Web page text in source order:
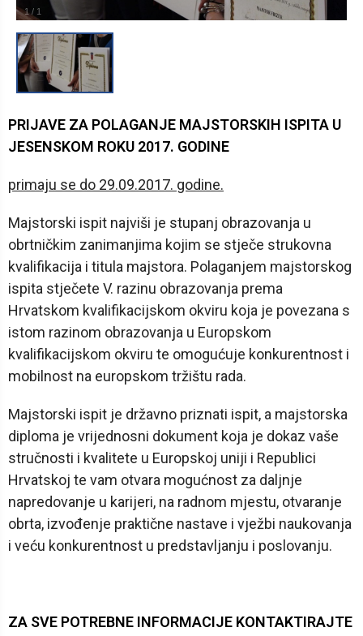
1 / 1
PRIJAVE ZA POLAGANJE MAJSTORSKIH ISPITA U
JESENSKOM ROKU 2017. GODINE
primaju se do 29.09.2017. godine.
Majstorski ispit najviši je stupanj obrazovanja u
obrtničkim zanimanjima kojim se stječe strukovna
kvalifikacija i titula majstora. Polaganjem majstorskog
ispita stječete V. razinu obrazovanja prema
Hrvatskom kvalifikacijskom okviru koja je povezana s
istom razinom obrazovanja u Europskom
kvalifikacijskom okviru te omogućuje konkurentnost i
mobilnost na europskom tržištu rada.
Majstorski ispit je državno priznati ispit, a majstorska
diploma je vrijednosni dokument koja je dokaz vaše
stručnosti i kvalitete u Europskoj uniji i Republici
Hrvatskoj te vam otvara mogućnost za daljnje
napredovanje u karijeri, na radnom mjestu, otvaranje
obrta, izvođenje praktične nastave i vježbi naukovanja
i veću konkurentnost u predstavljanju i poslovanju.
ZA SVE POTREBNE INFORMACIJE KONTAKTIRAJTE